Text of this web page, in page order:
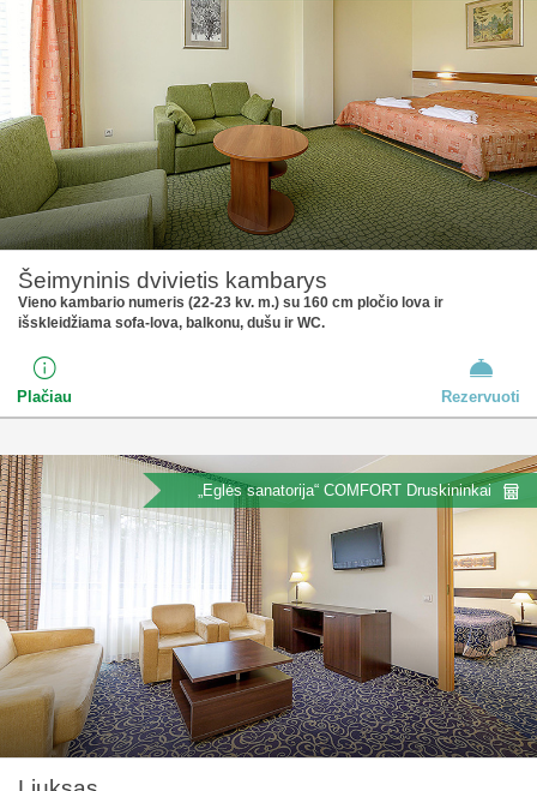
Šeimyninis dvivietis kambarys
Vieno kambario numeris (22-23 kv. m.) su 160 cm pločio lova ir
išskleidžiama sofa-lova, balkonu, dušu ir WC.
Plačiau Rezervuoti
„Eglės sanatorija“ COMFORT Druskininkai